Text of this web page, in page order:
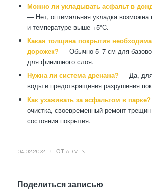
Можно ли укладывать асфальт в
— Нет, оптимальная укладка возможна
и температуре выше +5°C.
Какая толщина покрытия
дорожек? — Обычно 5–7 см для
для финишного слоя.
Нужна ли система дренажа? — Да,
воды и предотвращения разрушения
Как ухаживать за асфальтом в парке?
очистка, своевременный ремонт
состояния покрытия.
04.02.2022 ОТ ADMIN
Поделиться записью